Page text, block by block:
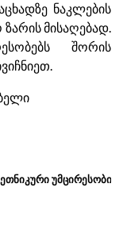
ნაკლების
ზარის მისაღებად.
შორის
ეთნიკური